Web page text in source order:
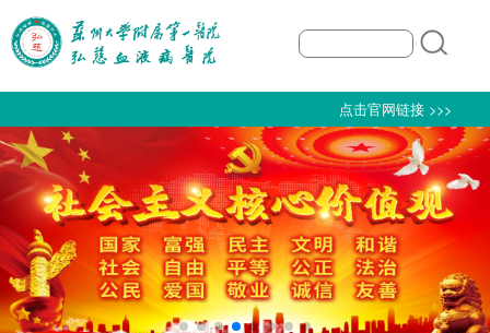
点击官网链接 >>>